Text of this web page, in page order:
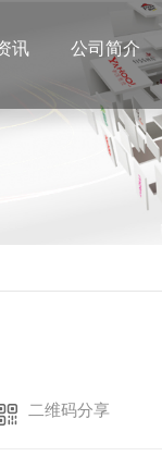
讯 公司简介
二维码分享